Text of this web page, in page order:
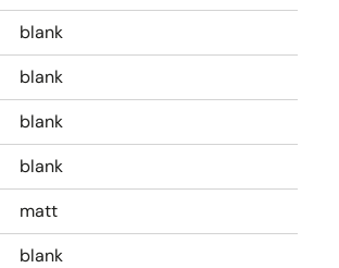
blank
blank
blank
blank
matt
blank